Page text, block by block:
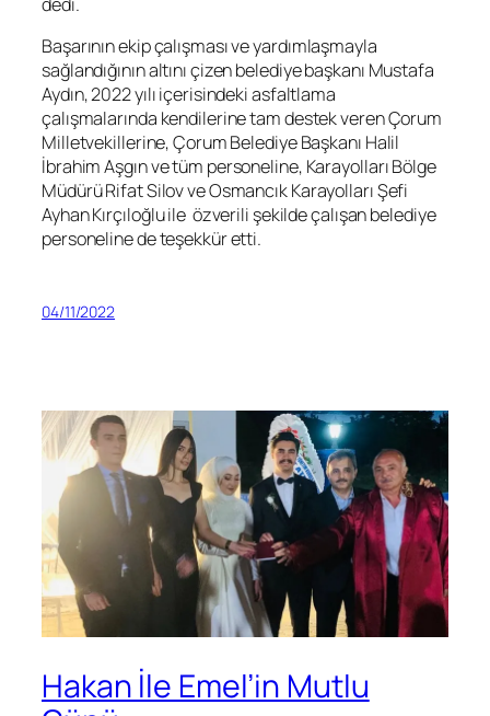
Başarının ekip çalışması ve yardımlaşmayla
sağlandığının altını çizen belediye başkanı Mustafa
Aydın, 2022 yılı içerisindeki asfaltlama
çalışmalarında kendilerine tam destek veren Çorum
Milletvekillerine, Çorum Belediye Başkanı Halil
İbrahim Aşgın ve tüm personeline, Karayolları Bölge
Müdürü Rifat Silov ve Osmancık Karayolları Şefi
Ayhan Kırçıloğlu ile özverili şekilde çalışan belediye
personeline de teşekkür etti.
04/11/2022
Hakan İle Emel’in Mutlu